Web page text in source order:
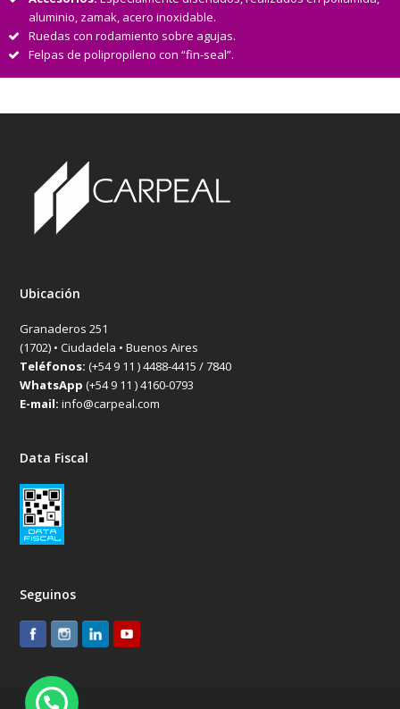
aluminio, zamak, acero inoxidable.
Ruedas con rodamiento sobre agujas.
Felpas de polipropileno con “fin-seal”.
Ubicación
Granaderos 251
(1702) • Ciudadela • Buenos Aires
Teléfonos:(+54 9 11 ) 4488-4415 / 7840
WhatsApp(+54 9 11 ) 4160-0793
E-mail: info@carpeal.com
Data Fiscal
Seguinos